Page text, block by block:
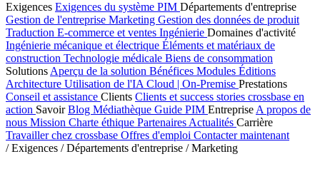
Exigences Exigences du système PIM Départements d'entreprise
Gestion de l'entreprise Marketing Gestion des données de produit
Traduction E-commerce et ventes Ingénierie Domaines d'activité
Ingénierie mécanique et électrique Éléments et matériaux de
construction Technologie médicale Biens de consommation
Solutions Aperçu de la solution Bénéfices Modules Éditions
Architecture Utilisation de l'IA Cloud | On-Premise Prestations
Conseil et assistance Clients Clients et success stories crossbase en
action SavoirBlog Médiathèque Guide PIM Entreprise A propos de
nous Mission Charte éthique Partenaires Actualités Carrière
Travailler chez crossbase Offres d'emploi Contacter maintenant
/ Exigences / Départements d'entreprise / Marketing